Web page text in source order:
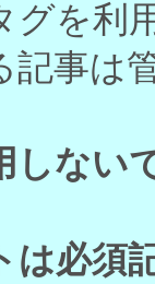
グを利
記事は
しない
は必須